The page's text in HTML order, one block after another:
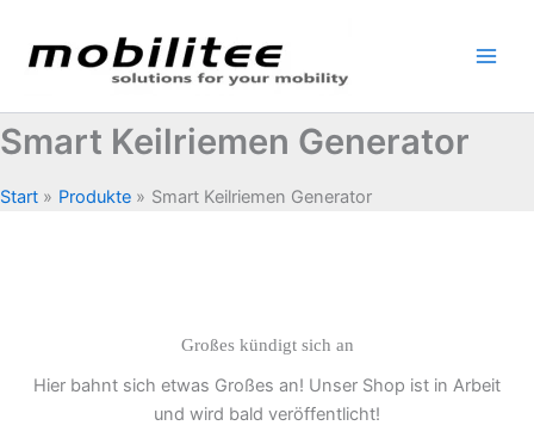
Inhalt
springen
Smart Keilriemen Generator
Start Produkte Smart Keilriemen Generator
Großes kündigt sich an
Hier bahnt sich etwas Großes an! Unser Shop ist in Arbeit
und wird bald veröffentlicht!